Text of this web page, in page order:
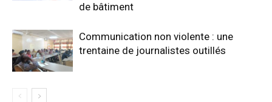
de bâtiment
Communication non violente : une
trentaine de journalistes outillés